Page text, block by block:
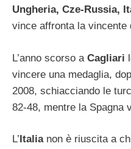
Ungheria, Cze-Russia,
vince affronta la vincente
L’anno scorso a Cagliari
vincere una medaglia,
2008, schiacciando le
82-48, mentre la Spagna
L’ Italianon è riuscita a